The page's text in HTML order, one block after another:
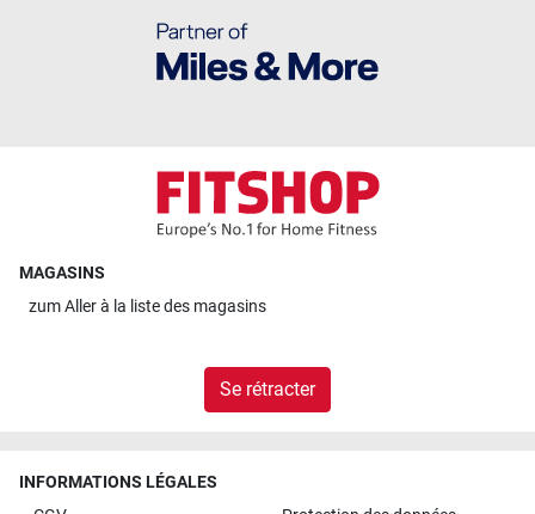
MAGASINS
zumAller à la liste des magasins
Se rétracter
INFORMATIONS LÉGALES